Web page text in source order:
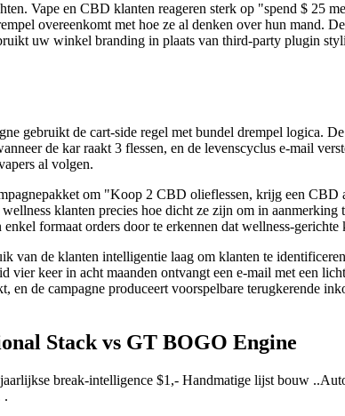
Vape en CBD klanten reageren sterk op "spend $ 25
overeenkomt met hoe ze al denken over hun mand.
uw winkel branding in plaats van third-party plugin
gebruikt de cart-side regel met bundel drempel logica.
de kar raakt 3 flessen, en de levenscyclus e-mail
al volgen.
om "Koop 2 CBD olieflessen, krijg een
klanten precies hoe dicht ze zijn om in
formaat orders door te erkennen dat wellness-
van de klanten intelligentie laag om klanten te
keer in acht maanden ontvangt een e-mail met een
en de campagne produceert voorspelbare terugkerende
Stack vs GT BOGO Engine
break-intelligence $1,- Handmatige lijst bouw
.